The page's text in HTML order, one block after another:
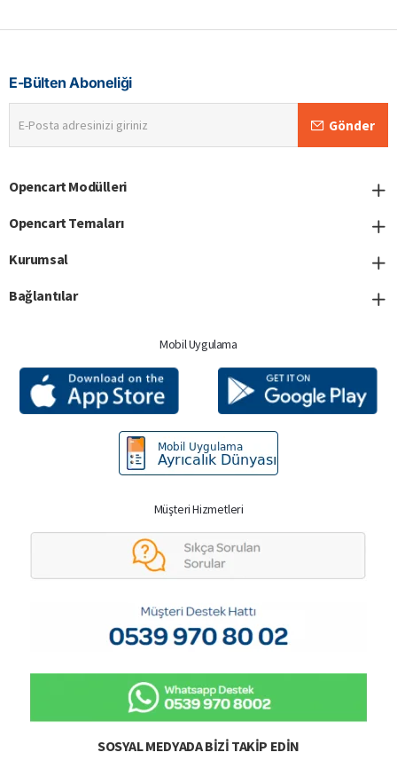
E-Bülten Aboneliği
Posta
adresinizi
Gönder
Opencart Modülleri
Opencart Temaları
Kurumsal
Bağlantılar
Mobil Uygulama
Müşteri Hizmetleri
SOSYAL MEDYADA BIZI TAKIP EDIN